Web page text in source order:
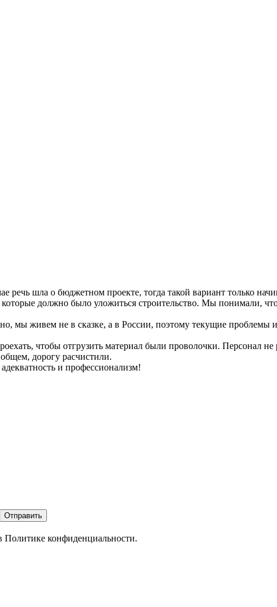
шла о бюджетном проекте, тогда такой вариант только
должно было уложиться строительство. Мы понимали,
мы живем не в сказке, а в России, поэтому текущие проблемы
чтобы отгрузить материал были проволочки. Персонал не
дорогу расчистили.
и профессионализм!
Отправить
Политике конфиденциальности.